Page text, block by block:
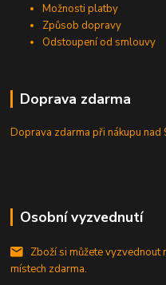
Možnosti platby
Způsob dopravy
Odstoupení od smlouvy
Doprava zdarma
Doprava zdarma při nákupunad
Osobní vyzvednutí
Zboží si můžete vyzvednout
místech zdarma.